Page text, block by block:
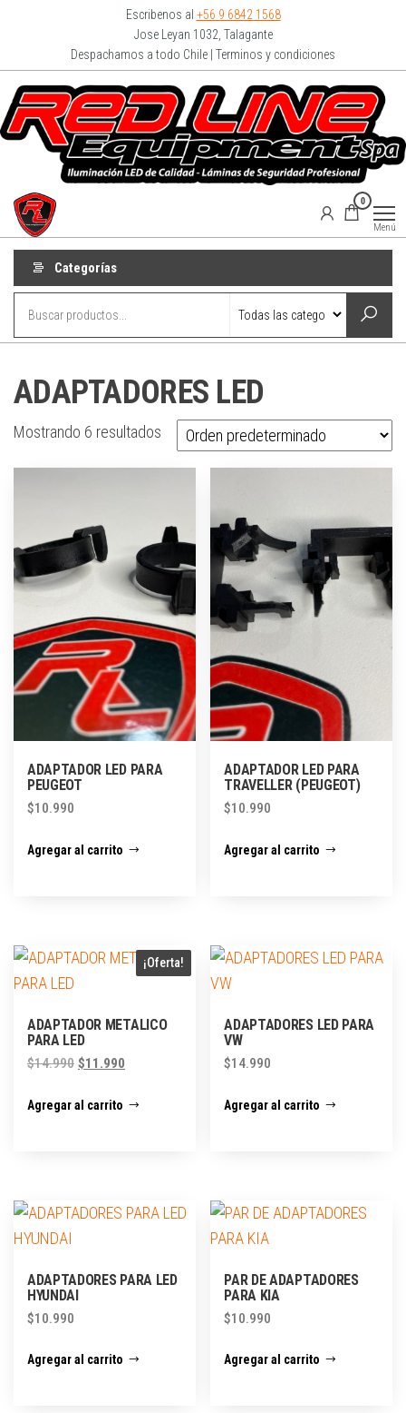
Escribenos al +56 9 6842 1568
Jose Leyan 1032, Talagante
Despachamos a todo Chile | Terminos y condiciones
0
Menú
Categorías
ADAPTADORES LED
Mostrando 6 resultados
ADAPTADOR LED PARA
PEUGEOT
$10.990
Agregar al carrito
ADAPTADOR LED PARA
TRAVELLER (PEUGEOT)
$10.990
Agregar al carrito
¡Oferta!
ADAPTADOR METALICO
PARA LED
$14.990 $11.990
Agregar al carrito
ADAPTADORES LED PARA
VW
$14.990
Agregar al carrito
ADAPTADORES PARA LED
HYUNDAI
$10.990
Agregar al carrito
PAR DE ADAPTADORES
PARA KIA
$10.990
Agregar al carrito